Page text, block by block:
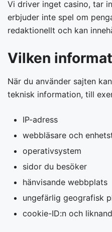
Vi driver inget casino, tar
erbjuder inte spel om
redaktionellt och kan
Vilken
När du använder sajten
teknisk information, till
IP-adress
webbläsare och
operativsystem
sidor du besöker
hänvisande webbplats
ungefärlig geografisk
cookie-ID:n och